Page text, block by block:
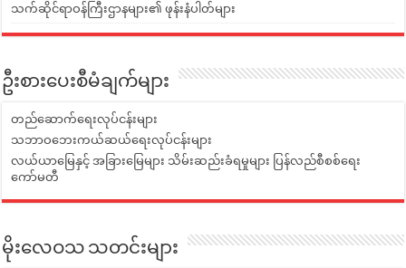
သက်ဆိုင်ရာဝန်ကြီးဌာနများ၏ ဖုန်းနံပါတ်များ
ဦးစားပေးစီမံချက်များ
တည်ဆောက်ရေးလုပ်ငန်းများ
သဘာဝဘေးကယ်ဆယ်ရေးလုပ်ငန်းများ
လယ်ယာမြေနှင့် အခြားမြေများ သိမ်းဆည်းခံရမှုများ ပြန်လည်စီစစ်ရေး
ကော်မတီ
မိုးလေဝသ သတင်းများ